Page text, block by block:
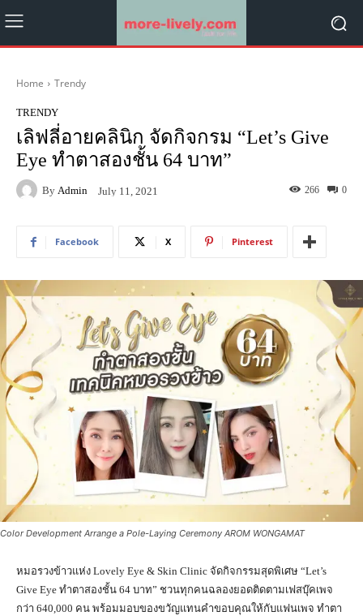
Home Trendy
TRENDY
เลิฟลี่อายคลินิก จัดกิจกรม “Let’s Give
Eye ทำตาสองชั้น 64 บาท”
By Admin July 11, 2021 0
266
Facebook X Pinterest
Color Development Arrange a Pole-Laying Ceremony AROM WONGAMAT
หมอรวงข้าวแห่ง Lovely Eye & Skin Clinic จัดกิจกรรมสุดพิเศษ “Let’s
Give Eye ทำตาสองชั้น 64 บาท” ชวนทุกคนฉลองยอดติดตามเฟสบุ๊คเพจ
กว่า 640,000 คน พร้อมมอบของขวัญแทนคำขอบคุณให้กับแฟนเพจ ทำตา